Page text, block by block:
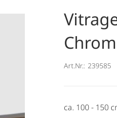
Chrom
Art.Nr.: 239585
ca. 100 - 150